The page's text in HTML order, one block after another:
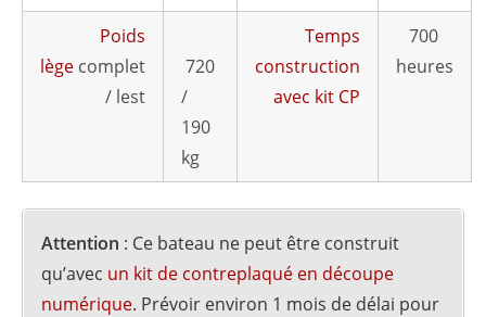
Poids
lège complet
/ lest
720
/
190
kg
Temps
construction
avec kit CP
700
heures
Attention : Ce bateau ne peut être construit
qu’avec un kit de contreplaqué en découpe
numérique. Prévoir environ 1 mois de délai pour